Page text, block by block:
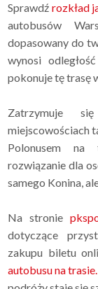
Sprawdź rozkład
autobusów
dopasowany do
wynosi
pokonuje tę trasę
Zatrzymuje
miejscowościach
Polonusem na
rozwiązanie dla
samego Konina,
Na stronie
dotyczące
zakupu biletu
autobusu na trasie.